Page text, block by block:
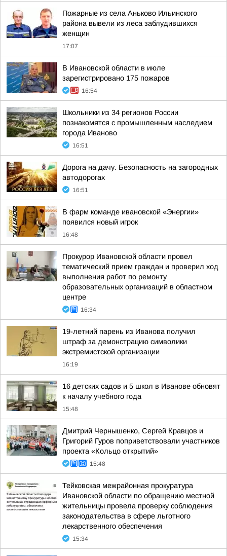
Пожарные из села Аньково Ильинского
района вывели из леса заблудившихся
женщин
17:07
В Ивановской области в июле
зарегистрировано 175 пожаров
16:54
Школьники из 34 регионов России
познакомятся с промышленным наследием
города Иваново
16:51
Дорога на дачу. Безопасность на загородных
автодорогах
16:51
В фарм команде ивановской «Энергии»
появился новый игрок
16:48
Прокурор Ивановской области провел
тематический прием граждан и проверил ход
выполнения работ по ремонту
образовательных организаций в областном
центре
16:34
19-летний парень из Иванова получил
штраф за демонстрацию символики
экстремистской организации
16:19
16 детских садов и 5 школ в Иванове обновят
к началу учебного года
15:48
Дмитрий Чернышенко, Сергей Кравцов и
Григорий Гуров поприветствовали участников
проекта «Кольцо открытий»
15:48
Тейковская межрайонная прокуратура
Ивановской области по обращению местной
жительницы провела проверку соблюдения
законодательства в сфере льготного
лекарственного обеспечения
15:34